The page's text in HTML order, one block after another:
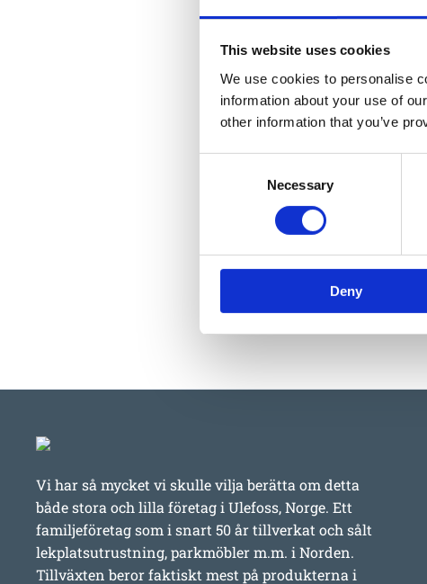
This website uses cookies
We use cookies to personalise
information about your use of
other information that you’ve
Necessary
Deny
Vi har så mycket vi skulle vilja berätta om detta
både stora och lilla företag i Ulefoss, Norge. Ett
familjeföretag som i snart 50 år tillverkat och sålt
lekplatsutrustning, parkmöbler m.m. i Norden.
Tillväxten beror faktiskt mest på produkterna i